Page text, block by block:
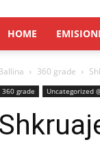
HOME
360 grade
360 grade Uncategorized